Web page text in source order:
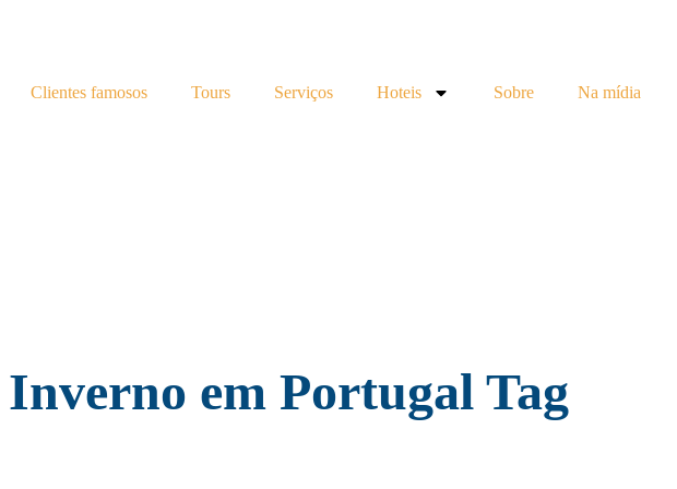
Clientes famosos Tours Serviços Hoteis Sobre Na mídia
Inverno em Portugal Tag